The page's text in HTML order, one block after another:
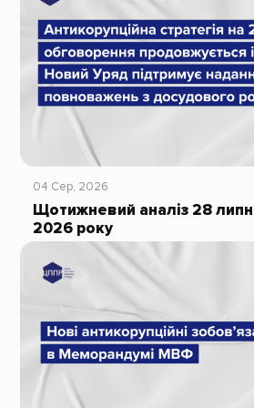
04 Сер, 2026
Щотижневий аналіз 28
2026 року